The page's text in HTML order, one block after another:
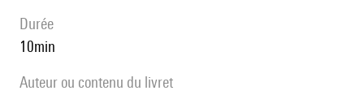
durée
10min
Auteur ou contenu du livret